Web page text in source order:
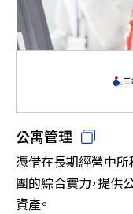
公寓管理
憑借在長期經營中
團的綜合實力，提供
資產。